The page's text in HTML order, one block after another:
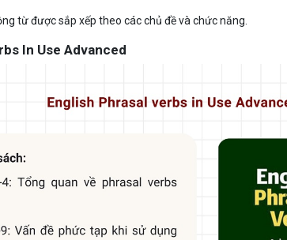
từ được sắp xếp theo các chủ đề và chức năng.
In Use Advanced